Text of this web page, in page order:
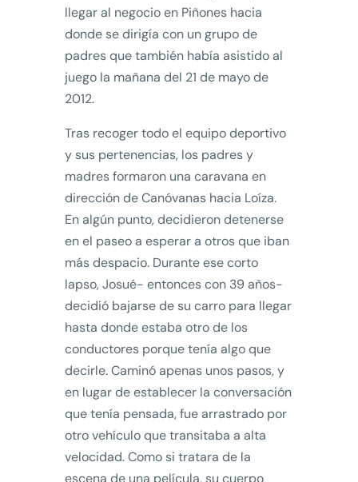
llegar al negocio en Piñones hacia
donde se dirigía con un grupo de
padres que también había asistido al
juego la mañana del 21 de mayo de
2012.
Tras recoger todo el equipo deportivo
y sus pertenencias, los padres y
madres formaron una caravana en
dirección de Canóvanas hacia Loíza.
En algún punto, decidieron detenerse
en el paseo a esperar a otros que iban
más despacio. Durante ese corto
lapso, Josué- entonces con 39 años-
decidió bajarse de su carro para llegar
hasta donde estaba otro de los
conductores porque tenía algo que
decirle. Caminó apenas unos pasos, y
en lugar de establecer la conversación
que tenía pensada, fue arrastrado por
otro vehículo que transitaba a alta
velocidad. Como si tratara de la
escena de una película, su cuerpo